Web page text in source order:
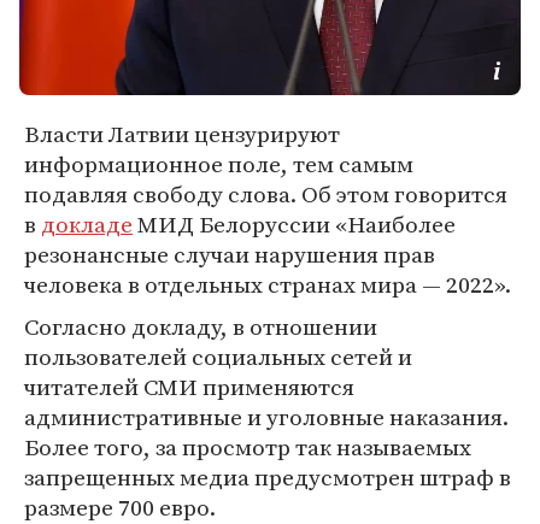
Власти Латвии цензурируют
информационное поле, тем самым
подавляя свободу слова. Об этом говорится
в докладеМИД Белоруссии «Наиболее
резонансные случаи нарушения прав
человека в отдельных странах мира — 2022».
Согласно докладу, в отношении
пользователей социальных сетей и
читателей СМИ применяются
административные и уголовные наказания.
Более того, за просмотр так называемых
запрещенных медиа предусмотрен штраф в
размере 700 евро.